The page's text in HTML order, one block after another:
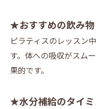
★おすすめの飲み物
ピラティスのレッスン
す。体への吸収がスム
果的です。
★水分補給のタイ